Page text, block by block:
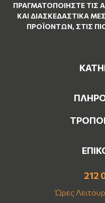
ΠΡΑΓΜΑΤΟΠΟΙΉΣΤΕ ΤΙΣ
ΚΑΙ ΔΙΑΣΚΕΔΑΣΤΙΚΆ
ΠΡΟΪΌΝΤΩΝ, ΣΤΙΣ
212
Ώρες